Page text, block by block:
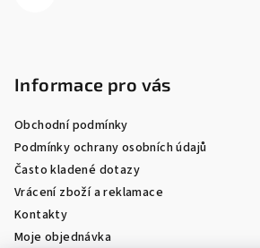
Informace pro vás
Obchodní podmínky
Podmínky ochrany osobních údajů
Často kladené dotazy
Vrácení zboží a reklamace
Kontakty
Moje objednávka